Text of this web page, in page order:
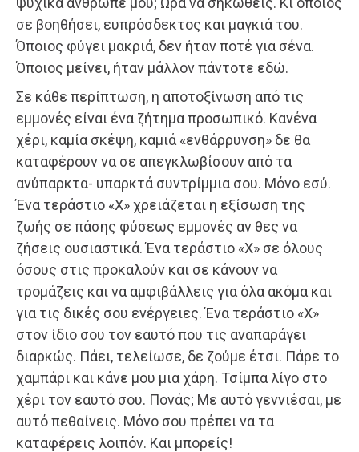
σε βοηθήσει, ευπρόσδεκτος και μαγκιά του.
Όποιος φύγει μακριά, δεν ήταν ποτέ για σένα.
Όποιος μείνει, ήταν μάλλον πάντοτε εδώ.
Σε κάθε περίπτωση, η αποτοξίνωση από τις
εμμονές είναι ένα ζήτημα προσωπικό. Κανένα
χέρι, καμία σκέψη, καμιά «ενθάρρυνση» δε θα
καταφέρουν να σε απεγκλωβίσουν από τα
ανύπαρκτα- υπαρκτά συντρίμμια σου. Μόνο εσύ.
Ένα τεράστιο «Χ» χρειάζεται η εξίσωση της
ζωής σε πάσης φύσεως εμμονές αν θες να
ζήσεις ουσιαστικά. Ένα τεράστιο «Χ» σε όλους
όσους στις προκαλούν και σε κάνουν να
τρομάζεις και να αμφιβάλλεις για όλα ακόμα και
για τις δικές σου ενέργειες. Ένα τεράστιο «Χ»
στον ίδιο σου τον εαυτό που τις αναπαράγει
διαρκώς. Πάει, τελείωσε, δε ζούμε έτσι. Πάρε το
χαμπάρι και κάνε μου μια χάρη. Τσίμπα λίγο στο
χέρι τον εαυτό σου. Πονάς; Με αυτό γεννιέσαι, με
αυτό πεθαίνεις. Μόνο σου πρέπει να τα
καταφέρεις λοιπόν. Και μπορείς!